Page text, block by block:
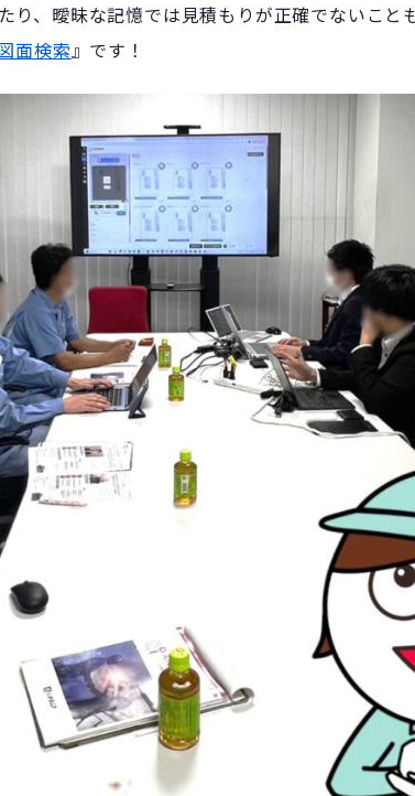
り、曖昧な記憶では見積もりが正確でないこと
面検索』です！